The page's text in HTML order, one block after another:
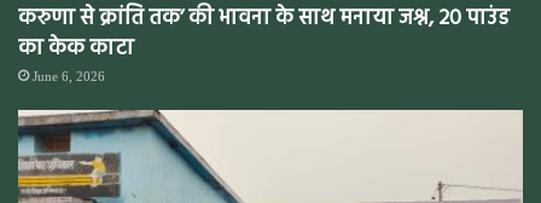
करुणा से क्रांति तक’ की भावना के साथ मनाया जश्न, 20 पाउंड
का केक काटा
June 6, 2026